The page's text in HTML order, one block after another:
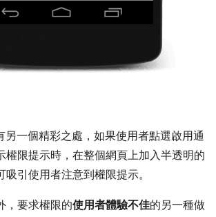
另一個精彩之處，如果使用者點選啟用通
權限提示時，在整個網頁上加入半透明的
引使用者注意到權限提示。
，要求權限的使用者體驗不佳的另一種做